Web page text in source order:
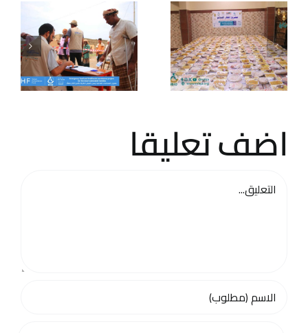
مديرية
الجراحي
بمحافظة
الحديدة.
اضف تعليقا